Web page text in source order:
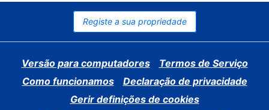
Registe a sua propriedade
Versão para computadores
Termos de Serviço
Como funcionamos
Declaração de privacidade
Gerir definições de cookies